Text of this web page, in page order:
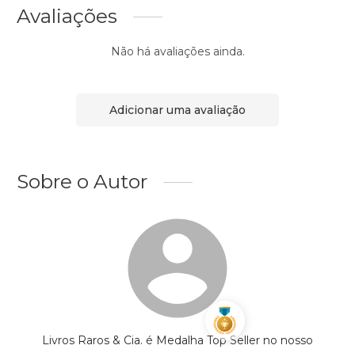
Avaliações
Não há avaliações ainda.
Adicionar uma avaliação
Sobre o Autor
Livros Raros & Cia. é Medalha Top Seller no nosso